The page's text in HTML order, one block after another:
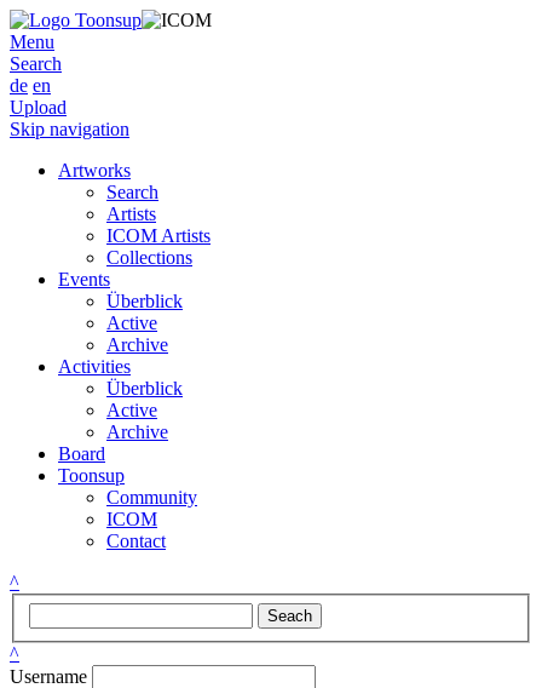
Menu
Search
de en
Upload
Skip navigation
Artworks
Search
Artists
ICOM Artists
Collections
Events
Überblick
Active
Archive
Activities
Überblick
Active
Archive
Board
Toonsup
Community
ICOM
Contact
^
Seach
^
Username